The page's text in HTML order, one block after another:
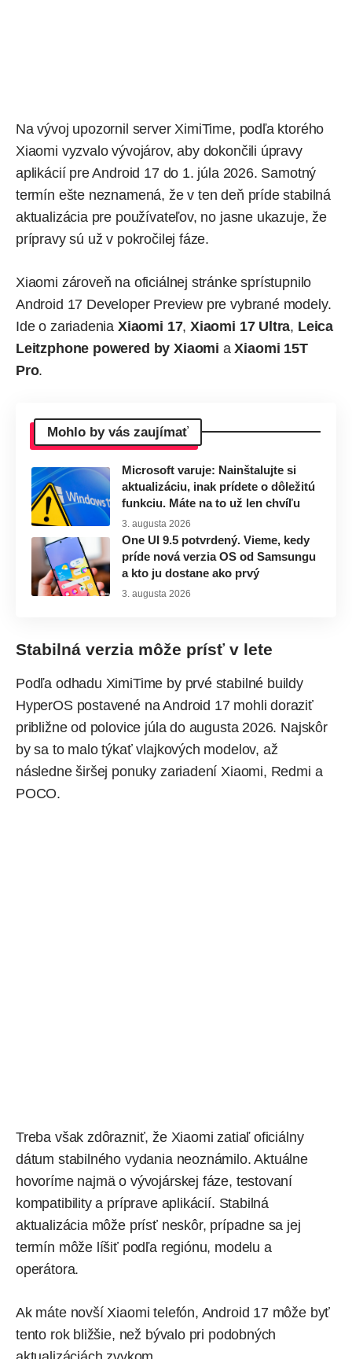
Na vývoj upozornil server XimiTime, podľa ktorého
Xiaomi vyzvalo vývojárov, aby dokončili úpravy
aplikácií pre Android 17 do 1. júla 2026. Samotný
termín ešte neznamená, že v ten deň príde stabilná
aktualizácia pre používateľov, no jasne ukazuje, že
prípravy sú už v pokročilej fáze.
Xiaomi zároveň na oficiálnej stránke sprístupnilo
Android 17 Developer Preview pre vybrané modely.
Ide o zariadenia Xiaomi 17, Xiaomi 17 Ultra, Leica
Leitzphone powered by Xiaomi aXiaomi 15T
Pro.
Mohlo by vás zaujímať
Microsoft varuje: Nainštalujte si
aktualizáciu, inak prídete o dôležitú
funkciu. Máte na to už len chvíľu
3. augusta 2026
One UI 9.5 potvrdený. Vieme, kedy
príde nová verzia OS od Samsungu
a kto ju dostane ako prvý
3. augusta 2026
Stabilná verzia môže prísť v lete
Podľa odhadu XimiTime by prvé stabilné buildy
HyperOS postavené naAndroid 17mohli doraziť
približne od polovice júla do augusta 2026. Najskôr
by sa to malo týkať vlajkových modelov, až
následne širšej ponuky zariadení Xiaomi, Redmi a
POCO.
Treba však zdôrazniť, že Xiaomi zatiaľ oficiálny
dátum stabilného vydania neoznámilo. Aktuálne
hovoríme najmä o vývojárskej fáze, testovaní
kompatibility a príprave aplikácií. Stabilná
aktualizácia môže prísť neskôr, prípadne sa jej
termín môže líšiť podľa regiónu, modelu a
operátora.
Ak máte novší Xiaomi telefón, Android 17 môže byť
tento rok bližšie, než bývalo pri podobných